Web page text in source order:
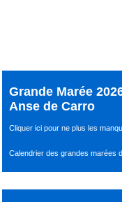
Grande Marée
Anse de Carro
Cliquer ici pour ne plus les
Calendrier des grandes marées